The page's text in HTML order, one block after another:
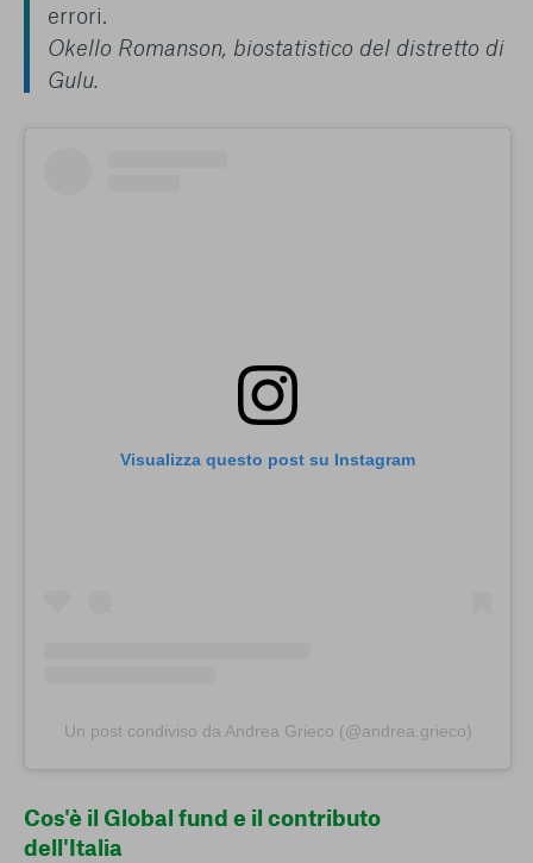
errori.
Okello Romanson, biostatistico del distretto di
Gulu.
Visualizza questo post su Instagram
Un post condiviso da Andrea Grieco (@andrea.grieco)
Cos'è il Global fund e il contributo
dell'Italia